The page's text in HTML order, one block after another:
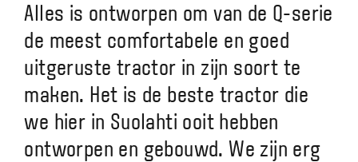
Alles is ontworpen om van de Q-serie
de meest comfortabele en goed
uitgeruste tractor in zijn soort te
maken. Het is de beste tractor die
we hier in Suolahti ooit hebben
ontworpen en gebouwd. We zijn erg